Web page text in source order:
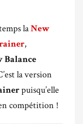
laNew
,
Balance
la version
puisqu’elle
compétition !